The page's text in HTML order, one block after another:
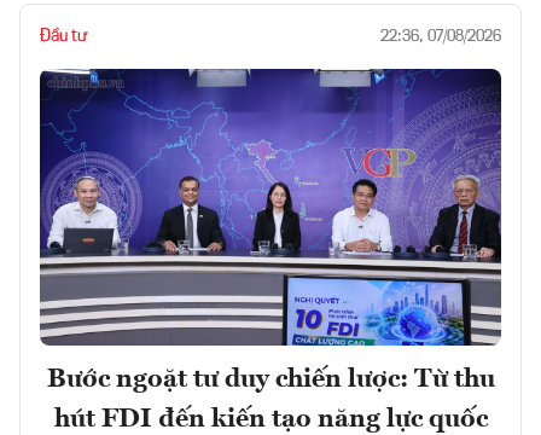
Đầu tư 22:36, 07/08/2026
Bước ngoặt tư duy chiến lược: Từ thu
hút FDI đến kiến tạo năng lực quốc